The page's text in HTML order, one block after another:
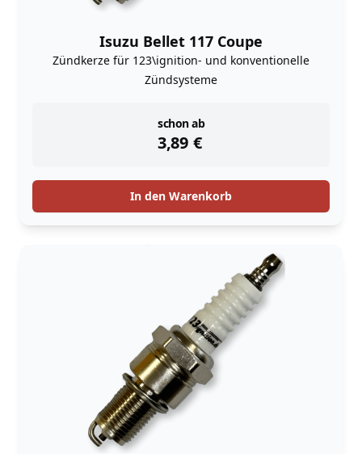
Isuzu Bellet 117 Coupe
Zündkerze für 123\ignition- und konventionelle
Zündsysteme
schon ab
3,89 €
instock
In den Warenkorb